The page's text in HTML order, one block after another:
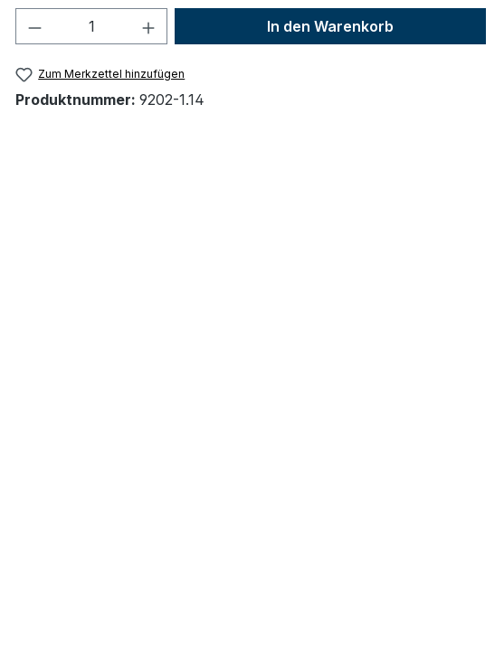
Produkt Anzahl: Gib den gewünschten Wert
In den Warenkorb
Zum Merkzettel hinzufügen
Produktnummer: 9202-1.14